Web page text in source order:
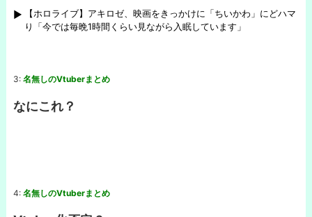
【ホロライブ】アキロゼ、映画をきっかけに「ちいかわ」にどハマ
り「今では毎晩1時間くらい見ながら入眠しています」
3: 名無しのVtuberまとめ
なにこれ？
4: 名無しのVtuberまとめ